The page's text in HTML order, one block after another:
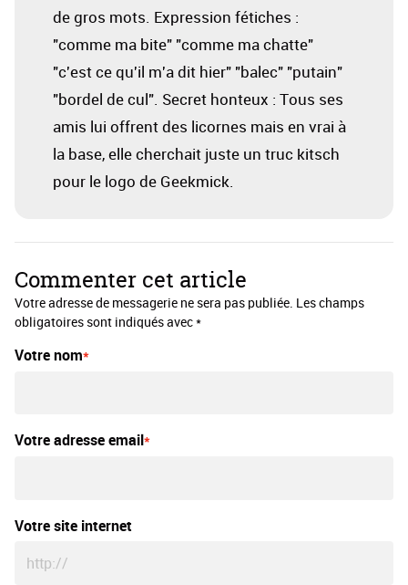
de gros mots. Expression fétiches :
"comme ma bite" "comme ma chatte"
"c'est ce qu'il m'a dit hier" "balec" "putain"
"bordel de cul". Secret honteux : Tous ses
amis lui offrent des licornes mais en vrai à
la base, elle cherchait juste un truc kitsch
pour le logo de Geekmick.
Commenter cet article
Votre adresse de messagerie ne sera pas publiée. Les champs
obligatoires sont indiqués avec *
Votre nom
Votre adresse email
Votre site internet